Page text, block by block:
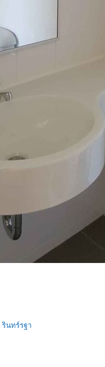
รินทร์รฐา